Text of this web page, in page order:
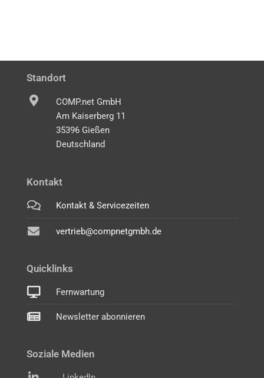
Standort
COMP.net GmbH
Am Kaiserberg 11
35396 Gießen
Deutschland
Kontakt
Kontakt & Servicezeiten
vertrieb@compnetgmbh.de
Quicklinks
Fernwartung
Newsletter abonnieren
Soziale Medien